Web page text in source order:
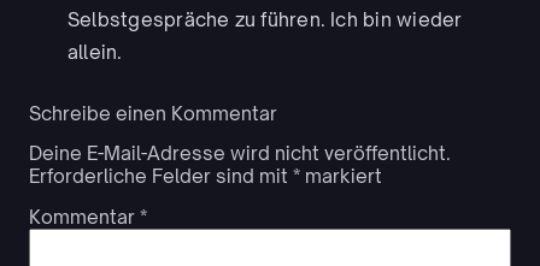
Selbstgespräche zu führen. Ich bin wieder
allein.
Schreibe einen Kommentar
Deine E-Mail-Adresse wird nicht veröffentlicht.
Erforderliche Felder sind mit * markiert
Kommentar *